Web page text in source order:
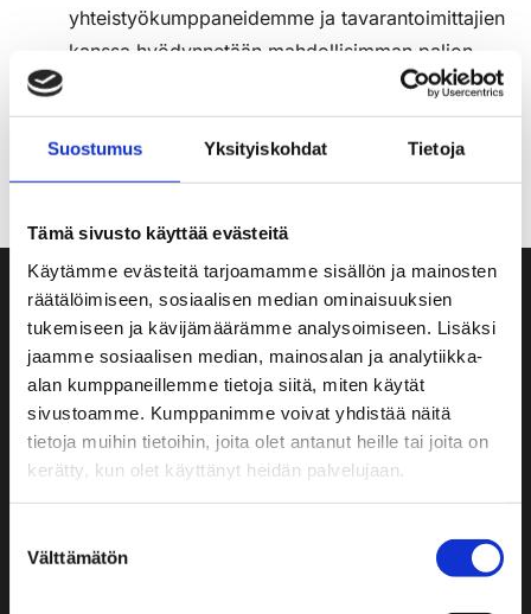
Suostumus Yksityiskohdat Tietoja
Tämä sivusto käyttää evästeitä
Käytämme evästeitä tarjoamamme sisällön ja mainosten
räätälöimiseen, sosiaalisen median ominaisuuksien
tukemiseen ja kävijämäärämme analysoimiseen. Lisäksi
jaamme sosiaalisen median, mainosalan ja analytiikka-
alan kumppaneillemme tietoja siitä, miten käytät
sivustoamme. Kumppanimme voivat yhdistää näitä
tietoja muihin tietoihin, joita olet antanut heille tai joita on
kerätty, kun olet käyttänyt heidän palvelujaan.
valinta
Välttämätön
yhteistyökumppaneidemme ja tavarantoimittajien
kanssa hyödynnetään mahdollisimman paljon
etäpalavereita.
Sosiaalinen vastuu
Vakituisten työntekijöiden työhyvinvointia tuetaan
tarjoamalla laaja työterveyshuolto.
Rakettitukun vakituisten työntekijöiden ja
työturvallisuusohjeistuksilla. Ne on luotu